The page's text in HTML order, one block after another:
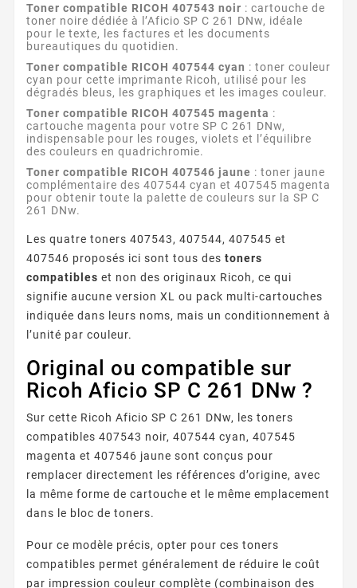
Toner compatible RICOH 407543 noir : cartouche de
toner noire dédiée à l’Aficio SP C 261 DNw, idéale
pour le texte, les factures et les documents
bureautiques du quotidien.
Toner compatible RICOH 407544 cyan : toner couleur
cyan pour cette imprimante Ricoh, utilisé pour les
dégradés bleus, les graphiques et les images couleur.
Toner compatible RICOH 407545 magenta :
cartouche magenta pour votre SP C 261 DNw,
indispensable pour les rouges, violets et l’équilibre
des couleurs en quadrichromie.
Toner compatible RICOH 407546 jaune : toner jaune
complémentaire des 407544 cyan et 407545 magenta
pour obtenir toute la palette de couleurs sur la SP C
261 DNw.
Les quatre toners 407543, 407544, 407545 et
407546 proposés ici sont tous des toners
compatibles et non des originaux Ricoh, ce qui
signifie aucune version XL ou pack multi-cartouches
indiquée dans leurs noms, mais un conditionnement à
l’unité par couleur.
Original ou compatible sur
Ricoh Aficio SP C 261 DNw ?
Sur cette Ricoh Aficio SP C 261 DNw, les toners
compatibles 407543 noir, 407544 cyan, 407545
magenta et 407546 jaune sont conçus pour
remplacer directement les références d’origine, avec
la même forme de cartouche et le même emplacement
dans le bloc de toners.
Pour ce modèle précis, opter pour ces toners
compatibles permet généralement de réduire le coût
par impression couleur complète (combinaison des